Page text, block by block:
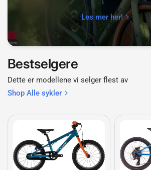
Les mer her!
Bestselgere
Dette er modellene vi selger flest av
Shop Alle sykler